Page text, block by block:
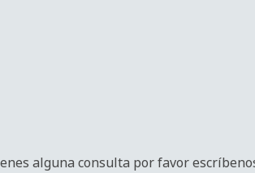
alguna consulta por favor